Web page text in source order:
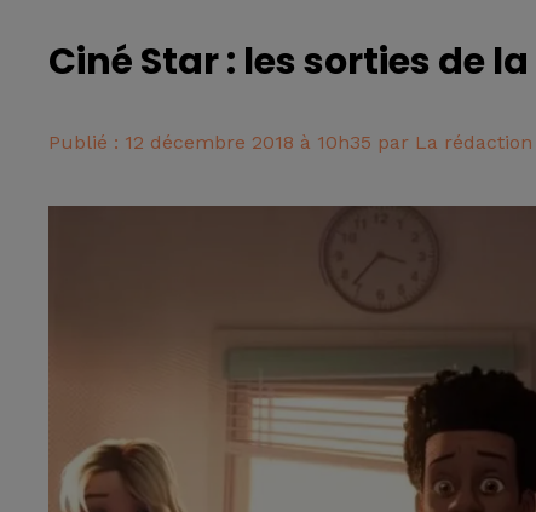
Ciné Star : les sorties de
Publié : 12 décembre 2018 à 10h35 par La rédaction